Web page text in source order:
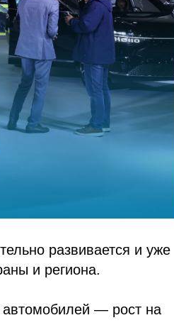
развивается и уже
и региона.
автомобилей — рост на